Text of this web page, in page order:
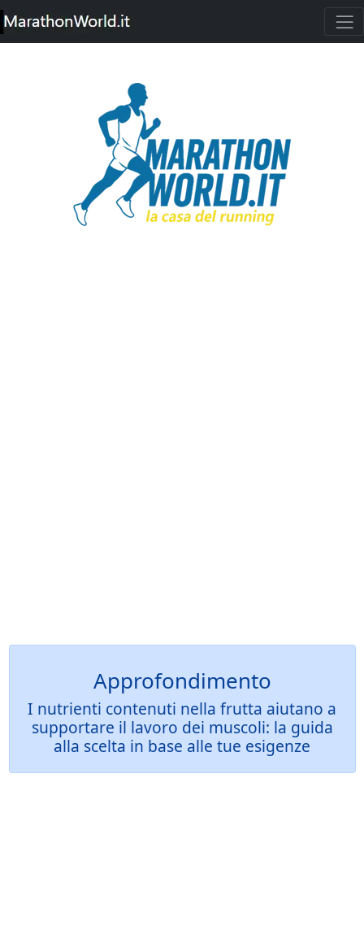
Approfondimento
I nutrienti contenuti nella frutta aiutano a
supportare il lavoro dei muscoli: la guida
alla scelta in base alle tue esigenze